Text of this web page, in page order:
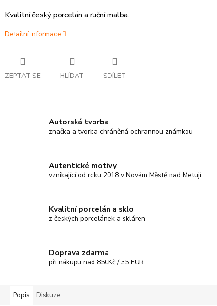
Kvalitní český porcelán a ruční malba.
Detailní informace
ZEPTAT SE HLÍDAT SDÍLET
Autorská tvorba
značka a tvorba chráněná ochrannou známkou
Autentické motivy
vznikající od roku 2018 v Novém Městě nad Metují
Kvalitní porcelán a sklo
z českých porcelánek a skláren
Doprava zdarma
při nákupu nad 850Kč / 35 EUR
Popis Diskuze